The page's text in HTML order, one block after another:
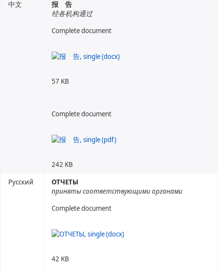
中文
报 告
经各机构通过
Complete document
57 KB
Complete document
242 KB
Русский
ОТЧЕТЫ
приняты соответствующими органами
Complete document
42 KB